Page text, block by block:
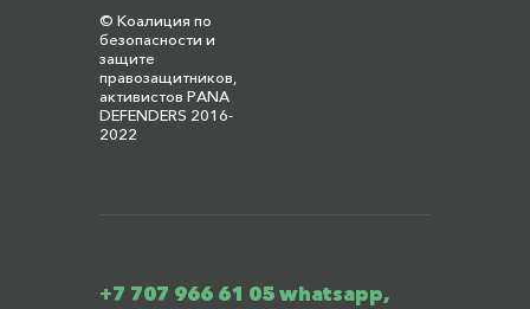
© Коалиция по
безопасности и
защите
правозащитников,
активистов PANA
DEFENDERS 2016-
2022
+7 707 966 61 05 whatsapp,